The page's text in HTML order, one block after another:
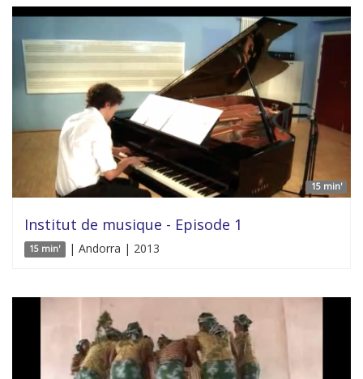
15 min'
Institut de musique - Episode 1
15 min' | Andorra | 2013